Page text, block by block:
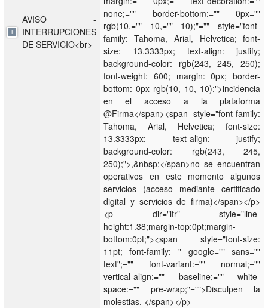
AVISO -
INTERRUPCIONES
DE SERVICIO<br>
none;="" border-bottom:="" 0px=""
rgb(10,="" 10,="" 10);"="" style="font-
family: Tahoma, Arial, Helvetica; font-
size: 13.3333px; text-align: justify;
background-color: rgb(243, 245, 250);
font-weight: 600; margin: 0px; border-
bottom: 0px rgb(10, 10, 10);">incidencia
en el acceso a la plataforma
@Firma</span><span style="font-family:
Tahoma, Arial, Helvetica; font-size:
13.3333px; text-align: justify;
background-color: rgb(243, 245,
250);">,&nbsp;</span>no se encuentran
operativos en este momento algunos
servicios (acceso mediante certificado
digital y servicios de firma)</span></p>
<p dir="ltr" style="line-
height:1.38;margin-top:0pt;margin-
bottom:0pt;"><span style="font-size:
11pt; font-family: " google="" sans=""
text";="" font-variant:="" normal;=""
vertical-align:="" baseline;="" white-
space:="" pre-wrap;"="">Disculpen la
molestias. </span></p>